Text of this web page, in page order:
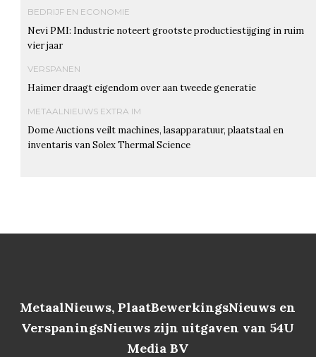
BEDRIJF EN ECONOMIE
Nevi PMI: Industrie noteert grootste productiestijging in ruim
vier jaar
VERSPANEN
Haimer draagt eigendom over aan tweede generatie
METAALNIEUWS EXTRA IM
Dome Auctions veilt machines, lasapparatuur, plaatstaal en
inventaris van Solex Thermal Science
MetaalNieuws, PlaatBewerkingsNieuws en
VerspaningsNieuws zijn uitgaven van 54U
Media BV